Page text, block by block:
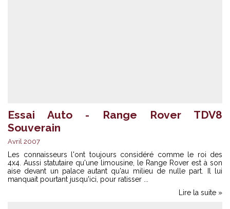
Essai Auto - Range Rover TDV8
Souverain
Avril 2007
Les connaisseurs l'ont toujours considéré comme le roi des
4x4. Aussi statutaire qu'une limousine, le Range Rover est à son
aise devant un palace autant qu'au milieu de nulle part. Il lui
manquait pourtant jusqu'ici, pour ratisser ...
Lire la suite »